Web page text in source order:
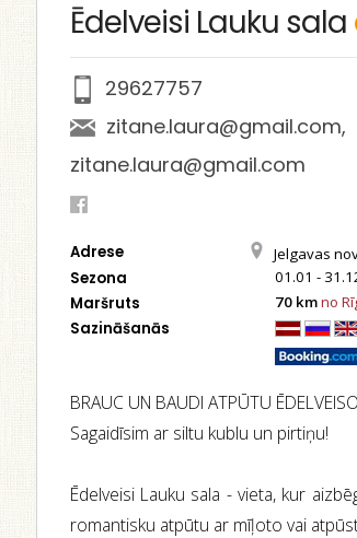
Ēdelveisi Lauku sala
29627757
zitane.laura@gmail.com,
zitane.laura@gmail.com
Adrese Jelgavas
Sezona 01.01 -
Maršruts 70 kmno
Sazināšanās
BRAUC UN BAUDI ATPŪTU
Sagaidīsim ar siltu kublu un pirtiņu!
Ēdelveisi Lauku sala - vieta, kur
romantisku atpūtu ar mīļoto vai